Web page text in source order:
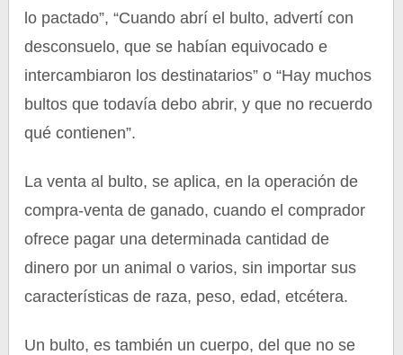
lo pactado”, “Cuando abrí el bulto, advertí con
desconsuelo, que se habían equivocado e
intercambiaron los destinatarios” o “Hay muchos
bultos que todavía debo abrir, y que no recuerdo
qué contienen”.
La venta al bulto, se aplica, en la operación de
compra-venta de ganado, cuando el comprador
ofrece pagar una determinada cantidad de
dinero por un animal o varios, sin importar sus
características de raza, peso, edad, etcétera.
Un bulto, es también un cuerpo, del que no se